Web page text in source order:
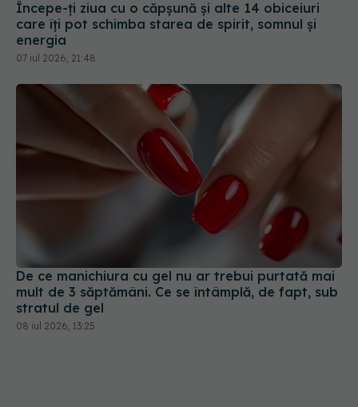
De ce manichiura cu gel nu ar trebui purtată mai
mult de 3 săptămâni. Ce se întâmplă, de fapt, sub
stratul de gel